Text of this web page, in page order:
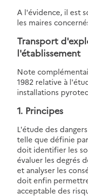
A l'évidence, il est
les maires
Transport
l'établissement
Note
1982 relative à
installations
1. Principes
L'étude des
telle que définie
doit identifier les
évaluer les degrés
et analyser les
doit enfin
acceptable des